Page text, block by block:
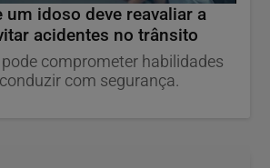
um idoso deve reavaliar a
acidentes no trânsito
comprometer habilidades
com segurança.